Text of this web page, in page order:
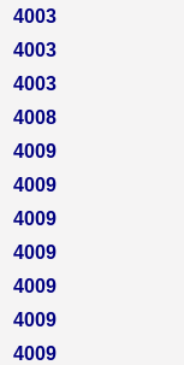
4003
4003
4003
4008
4009
4009
4009
4009
4009
4009
4009